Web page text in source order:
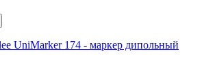
UniMarker 174 - маркер дипольный